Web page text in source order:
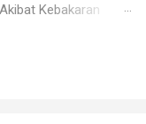
Kebakaran
Perkantoran
Ilir, Selasa